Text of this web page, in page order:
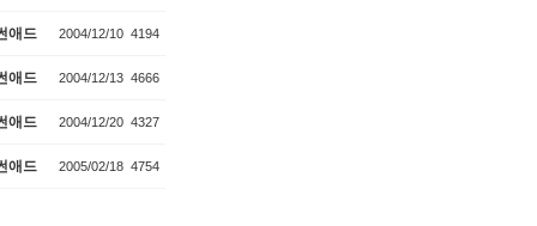
애드 2004/12/10 4194
애드 2004/12/13 4666
애드 2004/12/20 4327
애드 2005/02/18 4754